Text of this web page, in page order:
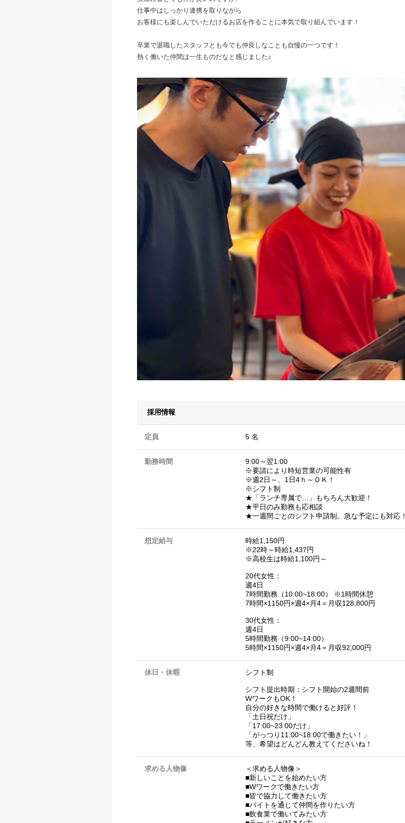
仕事中はしっかり連携を取りながら
お客様にも楽しんでいただけるお店を作ることに本気で取り組んでいます！
卒業で退職したスタッフとも今でも仲良しなことも自慢の一つです！
熱く働いた仲間は一生ものだなと感じました♪
採用情報
定員 5 名
勤務時間
9:00～翌1:00
※要請により時短営業の可能性有
※週2日～、1日4ｈ～ＯＫ！
※シフト制
★「ランチ専属で…」もちろん大歓迎！
★平日のみ勤務も応相談
★一週間ごとのシフト申請制。急な予定にも対応！
想定給与
時給1,150円
※22時～時給1,437円
※高校生は時給1,100円～
20代女性：
週4日
7時間勤務（10:00~18:00） ※1時間休憩
7時間×1150円×週4×月4＝月収128,800円
30代女性：
週4日
5時間勤務（9:00~14:00）
5時間×1150円×週4×月4＝月収92,000円
休日・休暇 シフト制
シフト提出時期：シフト開始の2週間前
WワークもOK！
自分の好きな時間で働けると好評！
「土日祝だけ」
「17:00~23:00だけ」
「がっつり11:00~18:00で働きたい！」
等、希望はどんどん教えてくださいね！
求める人物像
＜求める人物像＞
■新しいことを始めたい方
■Wワークで働きたい方
■皆で協力して働きたい方
■バイトを通じて仲間を作りたい方
■飲食業で働いてみたい方